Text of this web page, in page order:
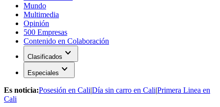
Mundo
Multimedia
Opinión
500 Empresas
Contenido en Colaboración
Clasificados expand_more
Especiales expand_more
Es noticia:Posesión en Cali|Día sin carro en Cali|Primera Linea en
Cali